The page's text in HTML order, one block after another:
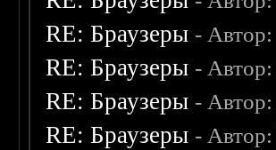
RE: Браузеры - Автор:
RE: Браузеры -
RE: Браузеры -
RE: Браузеры -